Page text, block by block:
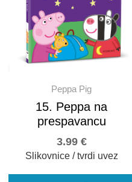
Peppa Pig
15. Peppa na
prespavancu
3.99 €
Slikovnice / tvrdi uvez